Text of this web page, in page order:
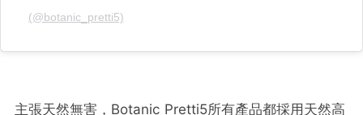
(@botanic_pretti5)
主張天然無害，Botanic Pretti5所有產品都採用天然高